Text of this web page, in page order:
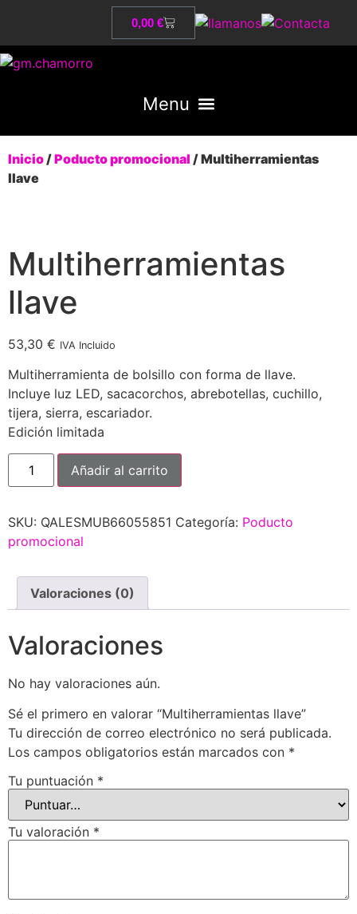
0,00€
Inicio/Poducto promocional / Multiherramientas
llave
Multiherramientas
llave
53,30 € IVA Incluido
Multiherramienta de bolsillo con forma de llave.
Incluye luz LED, sacacorchos, abrebotellas, cuchillo,
tijera, sierra, escariador.
Edición limitada
Añadir al carrito
SKU: QALESMUB66055851 Categoría: Poducto
promocional
Valoraciones (0)
Valoraciones
No hay valoraciones aún.
Sé el primero en valorar “Multiherramientas llave”
Tu dirección de correo electrónico no será publicada.
Los campos obligatorios están marcados con *
Tu puntuación *
Tu valoración *